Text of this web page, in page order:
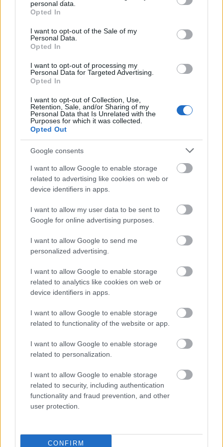
grant or deny consent to Google and its third-party tags to
use your data for below specified purposes in below Google
consent section.
personal data.
Opted In
I want to opt-out of the Sale of my
Personal Data.
Opted In
I want to opt-out of processing my
Personal Data for Targeted Advertising.
Opted In
I want to opt-out of Collection, Use,
Retention, Sale, and/or Sharing of my
Personal Data that Is Unrelated with the
Purposes for which it was collected.
Opted Out
Google consents
I want to allow Google to enable storage
related to advertising like cookies on web or
device identifiers in apps.
I want to allow my user data to be sent to
Google for online advertising purposes.
I want to allow Google to send me
personalized advertising.
I want to allow Google to enable storage
related to analytics like cookies on web or
device identifiers in apps.
I want to allow Google to enable storage
related to functionality of the website or app.
I want to allow Google to enable storage
related to personalization.
I want to allow Google to enable storage
related to security, including authentication
functionality and fraud prevention, and other
user protection.
CONFIRM
megnyilvánulásod legalább annyira pitiáner, mint
azoké a kommentelőké, akik az árvizi posztjaidban
prosztó módon kárörvendtek azon, hogy épp szarrá
mos benneteket néhány folyó.
Én meg egy fasz vagyok, mert azt hittem, hogy a
közös bajban a fegyverek is némák. Tudod, mint '14-
ben, karácsonykor a német, angol, francia
Kár volt.
Snoopyka
13 éve
szánalmas kis mitugrász vagy te blogíró vadbarom,
sokkal hasznosabb lenne, ha inkább sálat kötnél
anyukádnak vagy hímeznél egy terítőt
Rovancs
13 éve
elég erőltetett. A vadparaszt cseh elnök valószínűleg
részegen fetrengett a szobájában az árvíz alatt,
úgyhogy minden kritika relatív.
13 éve
Mi pedig a posztot köszönjük Neked! Ismét bravúros
időzítéssel kötöttél bele Miniszterelnök Úrba, kb
mint Acsádi Endre Gyurta Daniba az olimpián.
Valóban pocsékul szervezte meg a teljes
árvízvédelmet. A cseh, német, osztrák árvízhez képest
katasztrófa PR-t is képtelen összehozni, ami